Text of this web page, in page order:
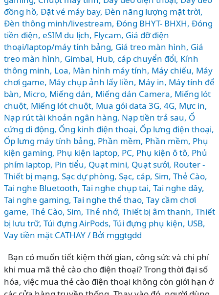
và
bảo
mật
mạnh
mẽ
đồng hồ, Đặt vé máy bay, Đèn năng lượng mặt trời,
Đèn thông minh/livestream, Đóng BHYT- BHXH, Đóng
tiền điện, eSIM du lịch, Flycam, Giá đỡ điện
thoại/laptop/máy tính bảng, Giá treo màn hình, Giá
treo màn hình, Gimbal, Hub, cáp chuyển đổi, Kính
thông minh, Loa, Màn hình máy tính, Máy chiếu, Máy
chơi game, Máy chụp ảnh lấy liền, Máy in, Máy tính để
bàn, Micro, Miếng dán, Miếng dán Camera, Miếng lót
chuột, Miếng lót chuột, Mua gói data 3G, 4G, Mực in,
Nạp rút tài khoản ngân hàng, Nạp tiền trả sau, Ổ
cứng di động, Ống kinh điện thoại, Ốp lưng điện thoại,
Ốp lưng máy tính bảng, Phần mềm, Phần mềm, Phụ
kiện gaming, Phụ kiện laptop, PC, Phụ kiện ô tô, Phủ
phím laptop, Pin tiểu, Quạt mini, Quạt sưởi, Router -
Thiết bị mạng, Sạc dự phòng, Sạc, cáp, Sim, Thẻ Cào,
Tai nghe Bluetooth, Tai nghe chụp tai, Tai nghe dây,
Tai nghe gaming, Tai nghe thể thao, Tay cầm chơi
game, Thẻ Cào, Sim, Thẻ nhớ, Thiết bị âm thanh, Thiết
bị lưu trữ, Túi đựng AirPods, Túi đựng phụ kiện, USB,
Vay tiền mặt CATHAY/ Bởi mggtgdd
Bạn có muốn tiết kiệm thời gian, công sức và chi phí
khi mua mã thẻ cào cho điện thoại? Trong thời đại số
hóa, việc mua thẻ cào điện thoại không còn giới hạn ở